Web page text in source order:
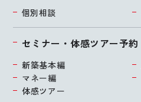
個別相談
セミナー・体感ツアー予約
新築基本編
マネー編
体感ツアー